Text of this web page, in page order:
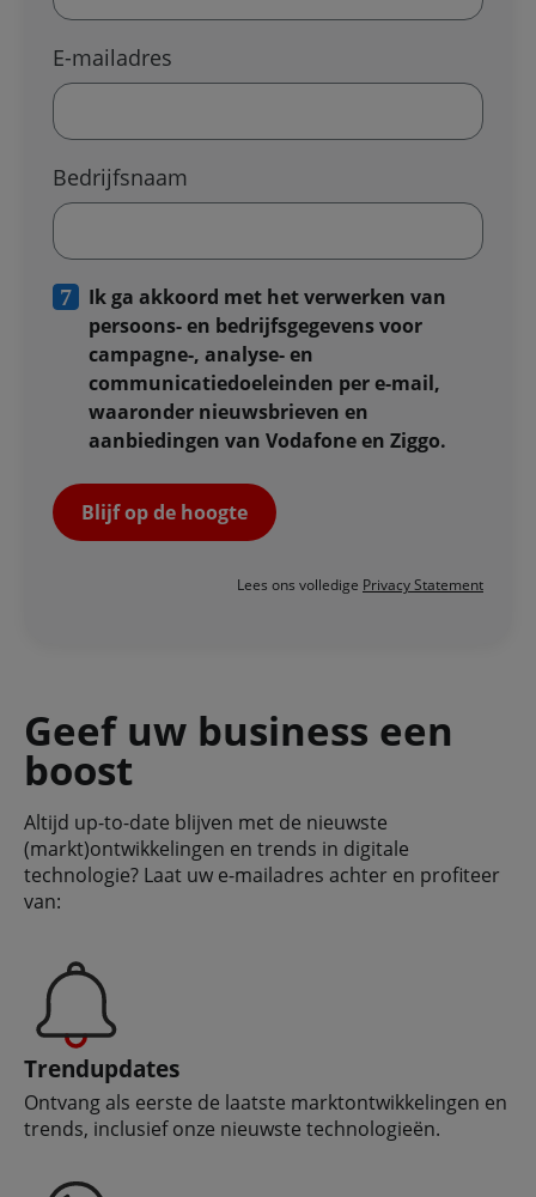
Geef uw business een
boost
Altijd up-to-date blijven met de nieuwste
(markt)ontwikkelingen en trends in digitale
technologie? Laat uw e-mailadres achter en profiteer
van:
Trendupdates
Ontvang als eerste de laatste marktontwikkelingen en
trends, inclusief onze nieuwste technologieën.
E-mailadres
Bedrijfsnaam
Ik ga akkoord met het verwerken van
persoons- en bedrijfsgegevens voor
campagne-, analyse- en
communicatiedoeleinden per e-mail,
waaronder nieuwsbrieven en
aanbiedingen van Vodafone en Ziggo.
Blijf op de hoogte
Lees ons volledige Privacy Statement